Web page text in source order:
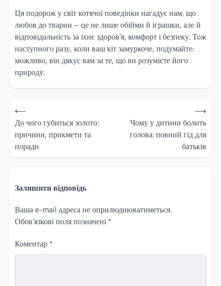
Ця подорож у світ котячої поведінки нагадує нам, що
любов до тварин – це не лише обійми й іграшки, але й
відповідальність за їхнє здоров’я, комфорт і безпеку. Тож
наступного разу, коли ваш кіт замуркоче, подумайте:
можливо, він дякує вам за те, що ви розумієте його
природу.
Навігація
записів
⟵
До чого губиться золото:
причини, прикмети та
поради
Чому у дитини болить
голова: повний гід для
батьків
⟶
Залишити відповідь
Ваша e-mail адреса не оприлюднюватиметься.
Обов’язкові поля позначені *
Коментар *